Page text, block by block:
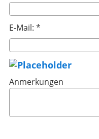
E-Mail: *
Anmerkungen